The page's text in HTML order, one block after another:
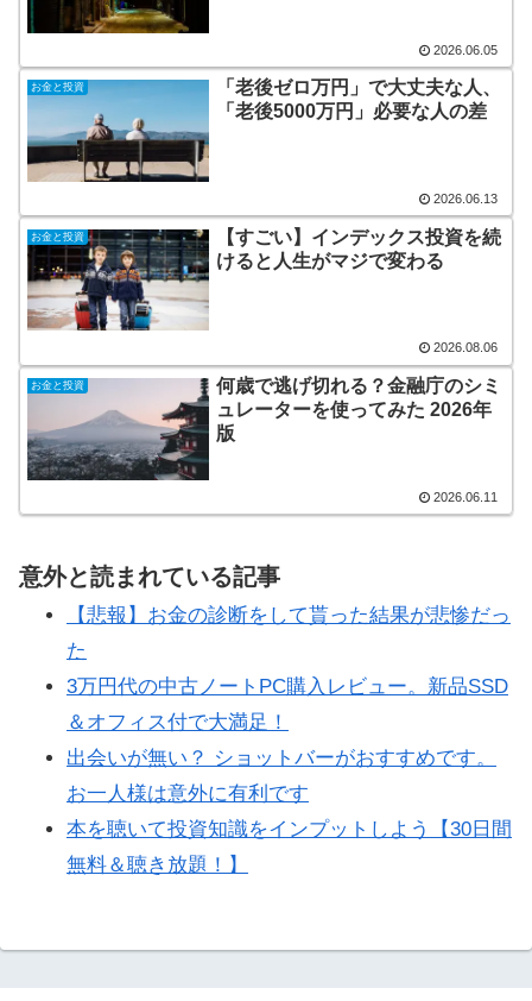
2026.06.05
お金と投資
「老後ゼロ万円」で大丈夫な人、
「老後5000万円」必要な人の差
2026.06.13
お金と投資
【すごい】インデックス投資を続
けると人生がマジで変わる
2026.08.06
お金と投資
何歳で逃げ切れる？金融庁のシミ
ュレーターを使ってみた 2026年
版
2026.06.11
意外と読まれている記事
【悲報】お金の診断をして貰った結果が悲惨だっ
た
3万円代の中古ノートPC購入レビュー。新品SSD
＆オフィス付で大満足！
出会いが無い？ ショットバーがおすすめです。
お一人様は意外に有利です
本を聴いて投資知識をインプットしよう【30日間
無料＆聴き放題！】